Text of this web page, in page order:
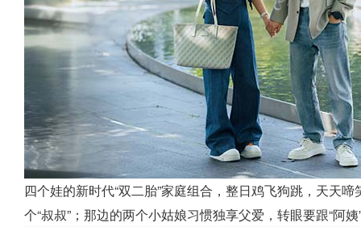
四个娃的新时代“双二胎”家庭组合，整日鸡飞狗跳，天天
个“叔叔”；那边的两个小姑娘习惯独享父爱，转眼要跟“阿